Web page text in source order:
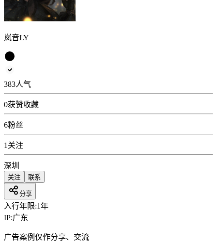
岚音LY
383人气
0获赞收藏
6粉丝
1 关注
深圳
关注 联系
分享
入行年限:1年
IP:广东
广告案例仅作分享、交流